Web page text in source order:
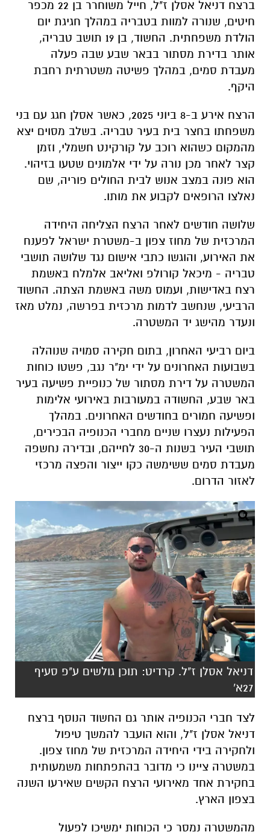
ברצח דניאל אסלן ז"ל, חייל משוחרר בן 22 מכפר
חיטים, שנורה למוות בטבריה במהלך חגיגת יום
הולדת משפחתית. החשוד, בן 19 תושב טבריה,
אותר בדירת מסתור בבאר שבע שבה פעלה
מעבדת סמים, במהלך פשיטה משטרתית רחבת
היקף.
הרצח אירע ב-8 ביוני 2025, כאשר אסלן חגג עם בני
משפחתו בחצר בית בעיר טבריה. בשלב מסוים יצא
מהמקום כשהוא רוכב על קורקינט חשמלי, וזמן
קצר לאחר מכן נורה על ידי אלמונים שטעו בזיהוי.
הוא פונה במצב אנוש לבית החולים פוריה, שם
נאלצו הרופאים לקבוע את מותו.
שלושה חודשים לאחר הרצח הצליחה היחידה
המרכזית של מחוז צפון ב-משטרת ישראל לפענח
את האירוע, והוגשו כתבי אישום נגד שלושה תושבי
טבריה - מיכאל קורולפ ואליאב אלמלח באשמת
רצח באדישות, ועמוס משה באשמת הצתה. החשוד
הרביעי, שנחשב לדמות מרכזית בפרשה, נמלט מאז
ונעדר מהישג יד המשטרה.
ביום רביעי האחרון, בתום חקירה סמויה שנוהלה
בשבועות האחרונים על ידי ימ"ר נגב, פשטו כוחות
המשטרה על דירת מסתור של כנופיית פשיעה בעיר
באר שבע, החשודה במעורבות באירועי אלימות
ופשיעה חמורים בחודשים האחרונים. במהלך
הפעילות נעצרו שניים מחברי הכנופיה הבכירים,
תושבי העיר בשנות ה-30 לחייהם, ובדירה נחשפה
מעבדת סמים ששימשה כקו ייצור והפצה מרכזי
לאזור הדרום.
דניאל אסלן ז"ל. קרדיט: תוכן גולשים ע"פ סעיף
27א'
לצד חברי הכנופיה אותר גם החשוד הנוסף ברצח
דניאל אסלן ז"ל, והוא הועבר להמשך טיפול
ולחקירה בידי היחידה המרכזית של מחוז צפון.
במשטרה ציינו כי מדובר בהתפתחות משמעותית
בחקירת אחד מאירועי הרצח הקשים שאירעו השנה
בצפון הארץ.
מהמשטרה נמסר כי הכוחות ימשיכו לפעול